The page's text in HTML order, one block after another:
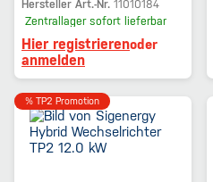
Hersteller Art.-Nr. 11010184
Zentrallager sofort lieferbar
Hier registrierenoder
anmelden
% TP2 Promotion